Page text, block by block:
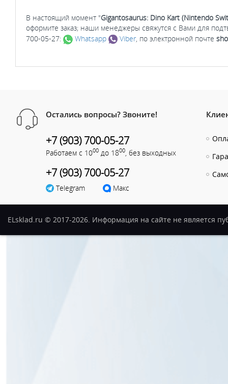
В настоящий момент "Gigantosaurus: Dino Kart (Nintendo
оформите заказ; наши менеджеры свяжутся с Вами для
700-05-27:
Whatsapp Viber, по электронной почте
Остались вопросы? Звоните!
+7 (903) 700-05-27
Работаем с 1000 до 1800 , без выходных
+7 (903) 700-05-27
Telegram Макс
ELsklad.ru © 2017-2026. Информация на сайте не является